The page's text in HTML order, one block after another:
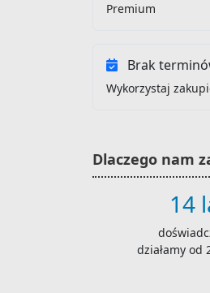
Premium
Brak
Wykorzystaj
Dlaczego nam
14
działamy od